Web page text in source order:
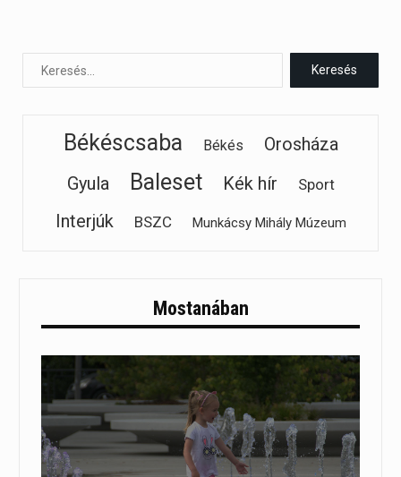
Békéscsaba Békés
Orosháza
Gyula
Baleset Kék hír Sport
Interjúk BSZC Munkácsy Mihály Múzeum
Mostanában